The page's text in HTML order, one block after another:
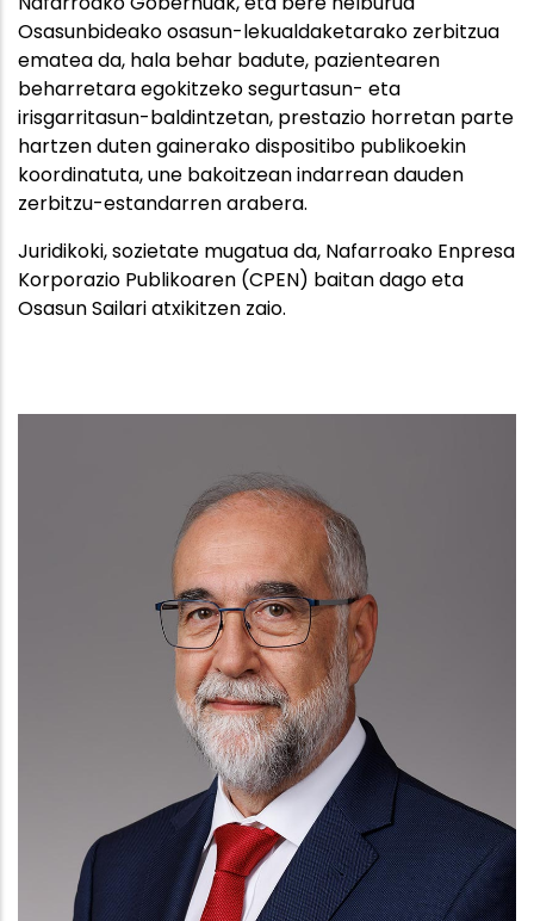
Osasunbideako osasun-lekualdaketarako zerbitzua
ematea da, hala behar badute, pazientearen
beharretara egokitzeko segurtasun- eta
irisgarritasun-baldintzetan, prestazio horretan parte
hartzen duten gainerako dispositibo publikoekin
koordinatuta, une bakoitzean indarrean dauden
zerbitzu-estandarren arabera.
Juridikoki, sozietate mugatua da, Nafarroako Enpresa
Korporazio Publikoaren (CPEN) baitan dago eta
Osasun Sailari atxikitzen zaio.